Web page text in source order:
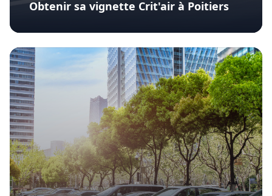
Obtenir sa vignette Crit'air à Poitiers